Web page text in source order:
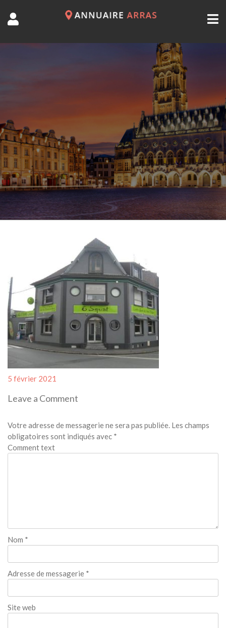
Posted
5 février 2021
Leave a Comment
Votre adresse de messagerie ne sera pas publiée. Les champs
obligatoires sont indiqués avec *
Comment text
Nom *
Adresse de messagerie *
Site web